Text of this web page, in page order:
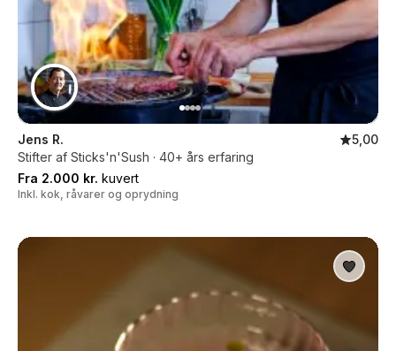
Jens R.
5,00
Stifter af Sticks'n'Sush · 40+ års erfaring
Fra 2.000 kr. kuvert
Inkl. kok, råvarer og oprydning